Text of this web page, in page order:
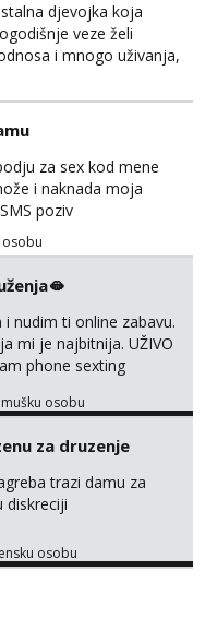
djevojka koja
veze želi
i mnogo uživanja,
Moguća i
nam se interesi
i lijepe
sa opisom što opširnijim
ću odgovoriti. Isključivo
vremenski period.
i galantn...
za sex kod mene
i naknada moja
poziv
osobu
i nudim ti online zabavu.
mi je najbitnija. UŽIVO
phone sexting
te naši porno
me još 🫠💦
osobu
za druzenje
trazi damu za
diskreciji
osobu